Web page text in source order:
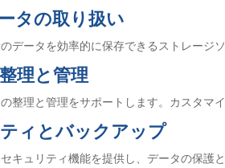
タの取り扱い
データを効率的に保存できるストレージ
理と管理
整理と管理をサポートします。カスタマ
ィとバックアップ
キュリティ機能を提供し、データの保護